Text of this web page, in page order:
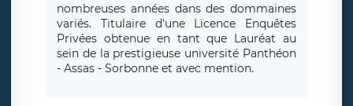
nombreuses années dans des dommaines
variés. Titulaire d'une Licence Enquêtes
Privées obtenue en tant que Lauréat au
sein de la prestigieuse université Panthéon
- Assas - Sorbonne et avec mention.